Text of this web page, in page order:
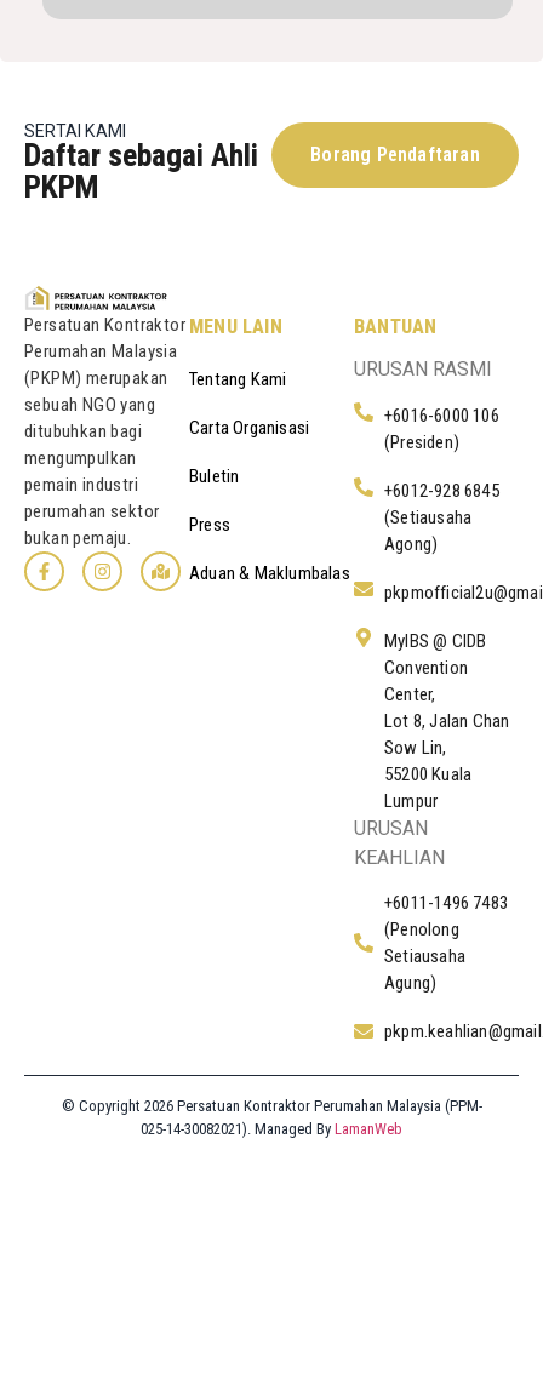
SERTAI KAMI
Daftar sebagai Ahli
PKPM
Borang Pendaftaran
Persatuan Kontraktor
Perumahan Malaysia
(PKPM) merupakan
sebuah NGO yang
ditubuhkan bagi
mengumpulkan
pemain industri
perumahan sektor
bukan pemaju.
MENU LAIN
Tentang Kami
Carta Organisasi
Buletin
Press
Aduan & Maklumbalas
BANTUAN
URUSAN RASMI
+6016-6000 106
(Presiden)
+6012-928 6845
(Setiausaha
Agong)
MyIBS @ CIDB
Convention
Center,
Lot 8, Jalan Chan
Sow Lin,
55200 Kuala
Lumpur
URUSAN
KEAHLIAN
+6011-1496 7483
(Penolong
Setiausaha
Agung)
© Copyright 2026 Persatuan Kontraktor Perumahan Malaysia (PPM-
025-14-30082021). Managed By LamanWeb